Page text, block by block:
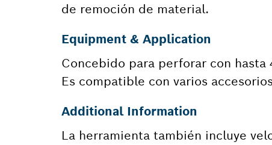
de remoción de material.
Equipment & Application
Concebido para perforar con
Es compatible con varios
Additional Information
La herramienta también incluye